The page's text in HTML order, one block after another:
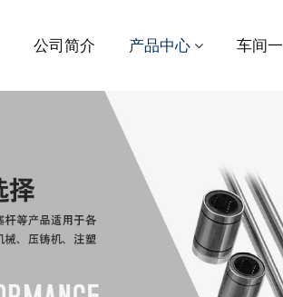
公司简介 产品中心 车间